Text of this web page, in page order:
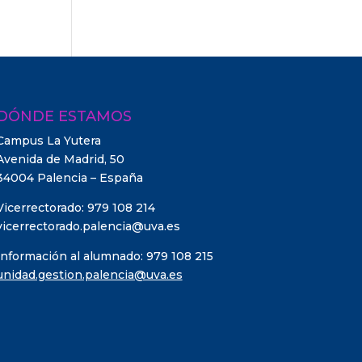
ESTAMOS
La Yutera
de Madrid, 50
Palencia – España
979 108 214
al alumnado: 979 108 215